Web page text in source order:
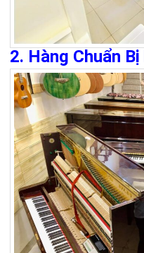
2. Hàng Chuẩn